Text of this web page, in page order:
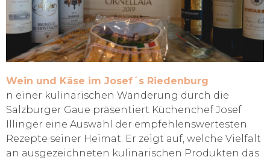
Wein und Käse im Josef´s Riedenburg
n einer kulinarischen Wanderung durch die
Salzburger Gaue präsentiert Küchenchef Josef
Illinger eine Auswahl der empfehlenswertesten
Rezepte seiner Heimat. Er zeigt auf, welche Vielfalt
an ausgezeichneten kulinarischen Produkten das